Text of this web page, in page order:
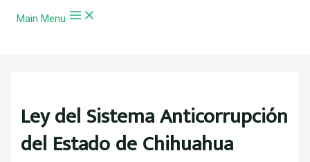
Ir al contenido
Main Menu
Ley del Sistema Anticorrupción
del Estado de Chihuahua